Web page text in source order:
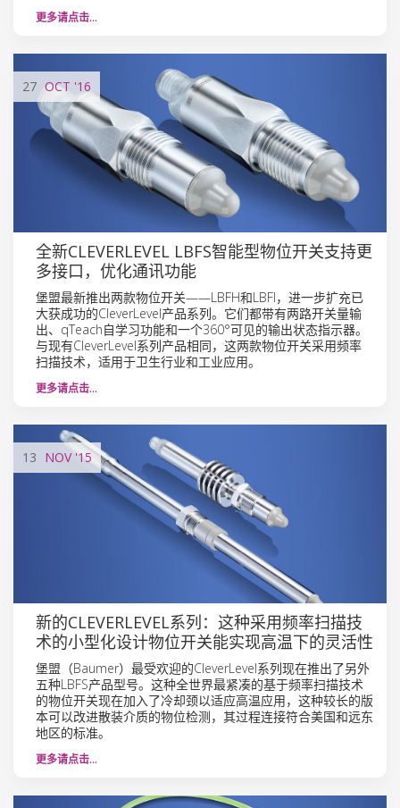
更多请点击…
27 OCT '16
全新CLEVERLEVEL LBFS智能型物位开关支持更
多接口，优化通讯功能
堡盟最新推出两款物位开关——LBFH和LBFI，进一步扩充已
大获成功的CleverLevel产品系列。它们都带有两路开关量输
出、qTeach自学习功能和一个360°可见的输出状态指示器。
与现有CleverLevel系列产品相同，这两款物位开关采用频率
扫描技术，适用于卫生行业和工业应用。
更多请点击…
13 NOV'15
新的CLEVERLEVEL系列：这种采用频率扫描技
术的小型化设计物位开关能实现高温下的灵活性
堡盟（Baumer）最受欢迎的CleverLevel系列现在推出了另外
五种LBFS产品型号。这种全世界最紧凑的基于频率扫描技术
的物位开关现在加入了冷却颈以适应高温应用，这种较长的版
本可以改进散装介质的物位检测，其过程连接符合美国和远东
地区的标准。
更多请点击…